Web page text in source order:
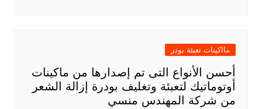
مااكينات تعبئة بودر
أحسن الأنواع التى تم إصدارها من ماكينات
أوتوماتيك لتعبئة وتغليف بودرة إزالة الشعر
من شركة المهندس منسي